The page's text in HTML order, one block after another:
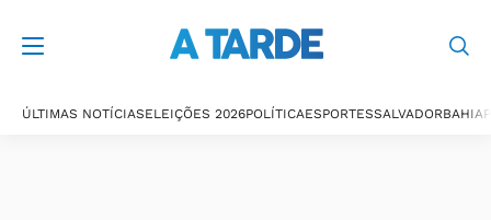
ÚLTIMAS NOTÍCIASELEIÇÕES 2026POLÍTICAESPORTESSALVADORBAHIA